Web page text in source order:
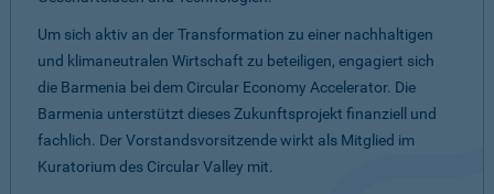
Um sich aktiv an der Transformation zu einer nachhaltigen
und klimaneutralen Wirtschaft zu beteiligen, engagiert sich
die Barmenia bei dem Circular Economy Accelerator. Die
Barmenia unterstützt dieses Zukunftsprojekt finanziell und
fachlich. Der Vorstandsvorsitzende wirkt als Mitglied im
Kuratorium des Circular Valley mit.